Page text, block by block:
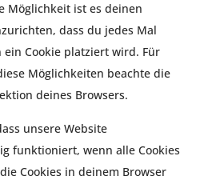
Möglichkeit ist es deinen
dass du jedes Mal
Cookie platziert wird. Für
Möglichkeiten beachte die
deines Browsers.
unsere Website
funktioniert, wenn alle Cookies
Cookies in deinem Browser